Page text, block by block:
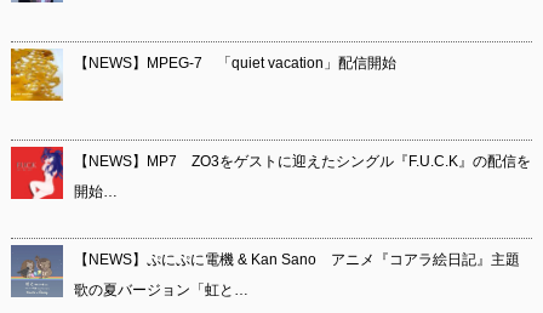
【NEWS】MPEG-7 「quiet vacation」配信開始
【NEWS】MP7 ZO3をゲストに迎えたシングル『F.U.C.K』の配信を
開始…
【NEWS】ぷにぷに電機 & Kan Sano アニメ『コアラ絵日記』主題
歌の夏バージョン「虹と…